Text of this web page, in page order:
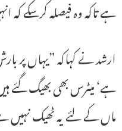
ہے تاکہ وہ فیصلہ کرسکے
ارشد نے کہاکہ ”یہاں پر
ہے‘ میٹرس بھی بھیگ گئے
ماں کے لئے یہ ٹھیک